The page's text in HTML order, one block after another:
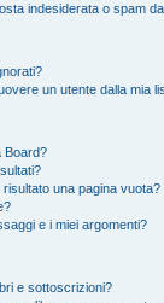
indesiderata o spam
un utente dalla mia
Board?
una pagina vuota?
e i miei argomenti?
e sottoscrizioni?